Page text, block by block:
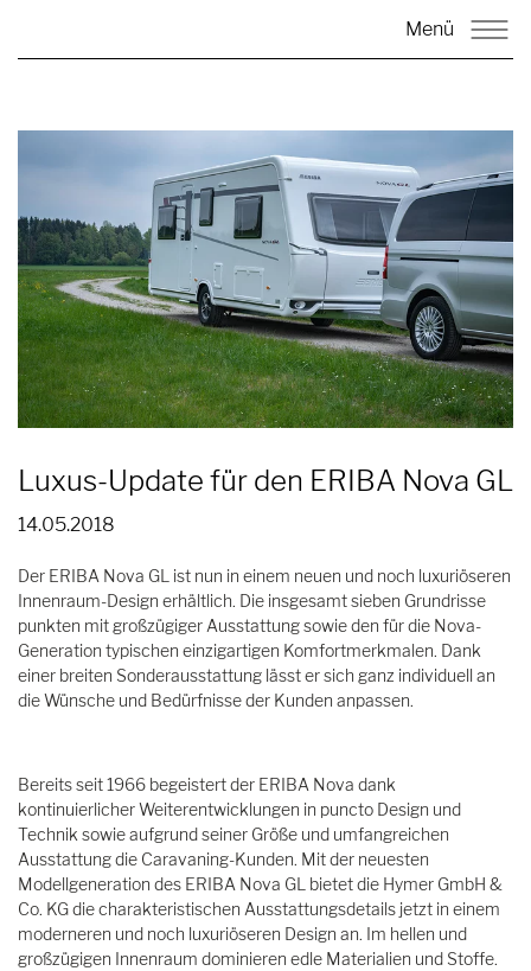
Menü
Luxus-Update für den ERIBA Nova GL
14.05.2018
Der ERIBA Nova GL ist nun in einem neuen und noch luxuriöseren
Innenraum-Design erhältlich. Die insgesamt sieben Grundrisse
punkten mit großzügiger Ausstattung sowie den für die Nova-
Generation typischen einzigartigen Komfortmerkmalen. Dank
einer breiten Sonderausstattung lässt er sich ganz individuell an
die Wünsche und Bedürfnisse der Kunden anpassen.
Bereits seit 1966 begeistert der ERIBA Nova dank
kontinuierlicher Weiterentwicklungen in puncto Design und
Technik sowie aufgrund seiner Größe und umfangreichen
Ausstattung die Caravaning-Kunden. Mit der neuesten
Modellgeneration des ERIBA Nova GL bietet die Hymer GmbH &
Co. KG die charakteristischen Ausstattungsdetails jetzt in einem
moderneren und noch luxuriöseren Design an. Im hellen und
großzügigen Innenraum dominieren edle Materialien und Stoffe.